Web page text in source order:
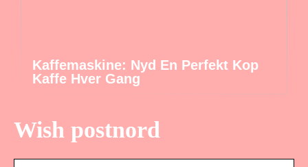
Kaffemaskine: Nyd En Perfekt Kop
Kaffe Hver Gang
Wish postnord